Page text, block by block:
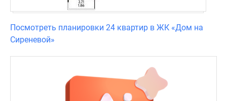
Посмотреть планировки 24 квартир в ЖК «Дом на
Сиреневой»